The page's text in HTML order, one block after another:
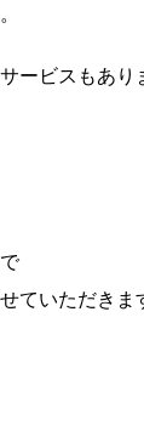
ービスもあり
ていただきま